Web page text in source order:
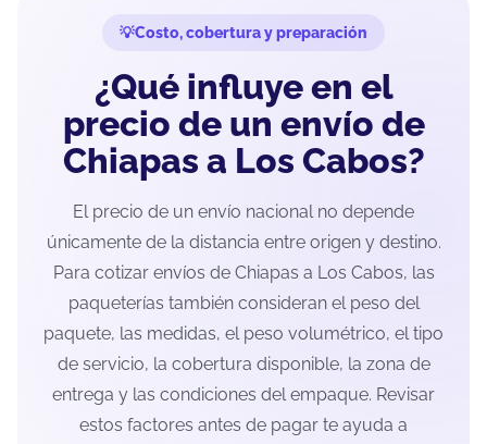
Costo, cobertura y preparación
¿Qué influye en el
precio de un envío de
Chiapas a Los Cabos?
El precio de un envío nacional no depende
únicamente de la distancia entre origen y destino.
Para cotizar envíos de Chiapas a Los Cabos, las
paqueterías también consideran el peso del
paquete, las medidas, el peso volumétrico, el tipo
de servicio, la cobertura disponible, la zona de
entrega y las condiciones del empaque. Revisar
estos factores antes de pagar te ayuda a